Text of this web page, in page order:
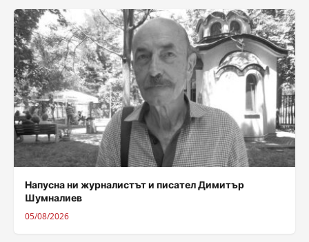
Напусна ни журналистът и писател Димитър
Шумналиев
05/08/2026